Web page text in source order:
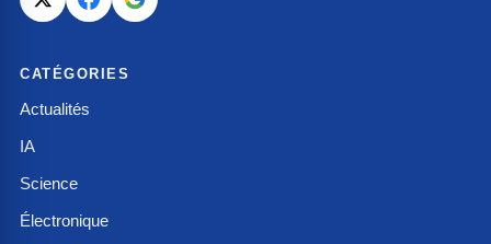
CATÉGORIES
Actualités
IA
Science
Électronique